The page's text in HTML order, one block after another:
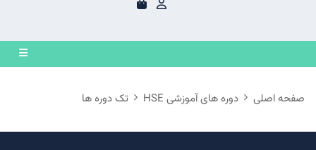
صفحه اصلی دوره های آموزشی HSE تک دوره ها